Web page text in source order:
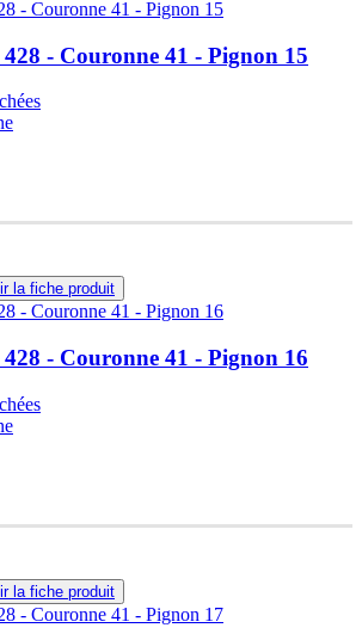
- Couronne 41 - Pignon 15
la fiche produit
- Couronne 41 - Pignon 16
la fiche produit